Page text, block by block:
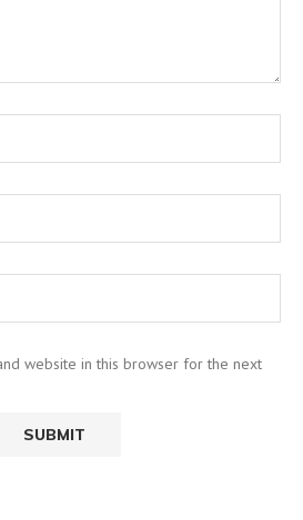
website in this browser for the next